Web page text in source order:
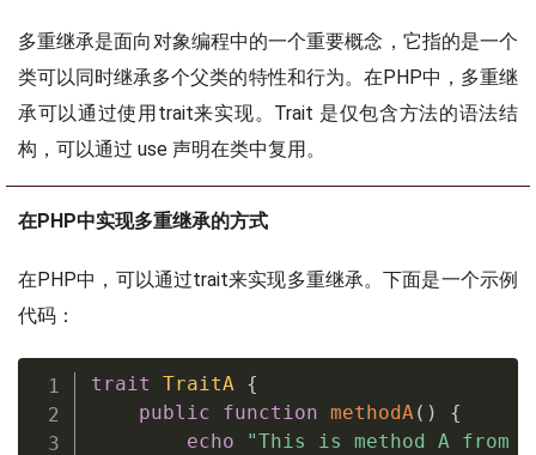
多重继承是面向对象编程中的一个重要概念，它指的是一个
类可以同时继承多个父类的特性和行为。在PHP中，多重继
承可以通过使用trait来实现。Trait 是仅包含方法的语法结
构，可以通过 use 声明在类中复用。
在PHP中实现多重继承的方式
在PHP中，可以通过trait来实现多重继承。下面是一个示例
代码：
trait TraitA {
public
function methodA( )
{
echo
"This is method A from